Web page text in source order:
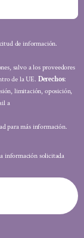
de información.
salvo a los proveedores
de la UE. Derechos:
limitación, oposición,
a
para más información.
información solicitada